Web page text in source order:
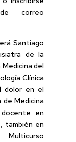
correo
Santiago
de la
del
Clínica
dolor en el
Medicina
en
también en